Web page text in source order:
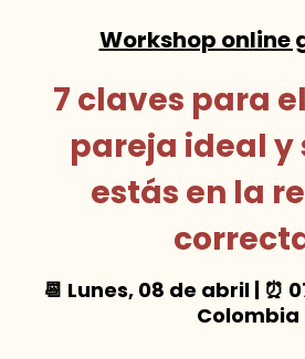
Workshop online
7 claves para
pareja ideal y
estás en la
📆 Lunes, 08 de abril | ⏰
Colombia